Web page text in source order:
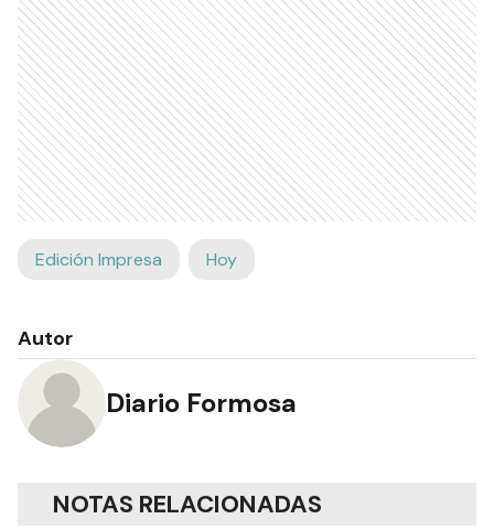
Edición Impresa Hoy
Autor
Diario Formosa
NOTAS RELACIONADAS